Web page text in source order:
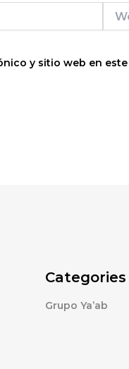
y sitio web en
Categories
Grupo Ya’ab